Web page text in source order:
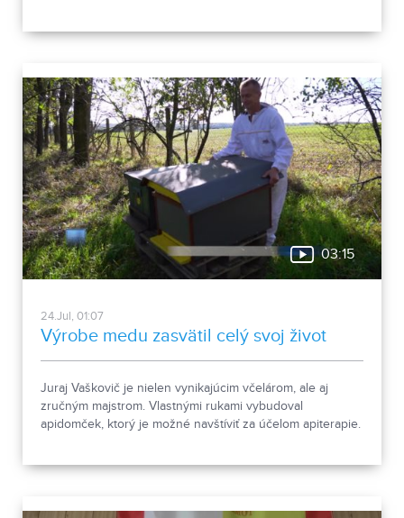
03:15
24.Jul, 01:07
Výrobe medu zasvätil celý svoj život
Juraj Vaškovič je nielen vynikajúcim včelárom, ale aj
zručným majstrom. Vlastnými rukami vybudoval
apidomček, ktorý je možné navštíviť za účelom apiterapie.